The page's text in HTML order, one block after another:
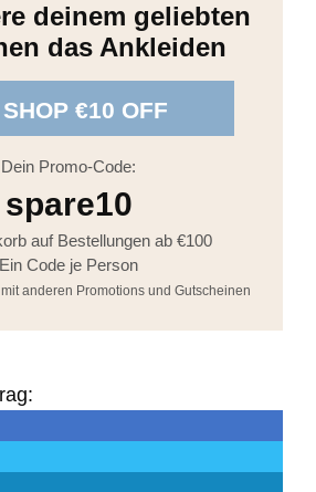
deinem geliebten
das Ankleiden
€10 OFF
Dein Promo-Code:
spare10
auf Bestellungen ab €100
Ein Code je Person
anderen Promotions und Gutscheinen